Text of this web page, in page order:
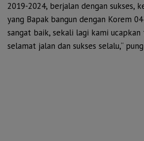
2019-2024, berjalan dengan sukses,
yang Bapak bangun dengan Korem
sangat baik, sekali lagi kami ucapkan
selamat jalan dan sukses selalu,“